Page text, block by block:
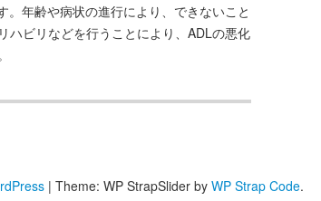
年齢や病状の進行により、できないこと
ハビリなどを行うことにより、ADLの悪化
| Theme: WP StrapSlider by WP Strap Code.